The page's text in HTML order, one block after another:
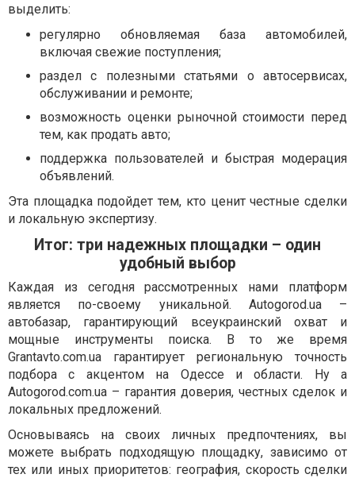
выделить:
регулярно обновляемая база автомобилей,
включая свежие поступления;
раздел с полезными статьями о автосервисах,
обслуживании и ремонте;
возможность оценки рыночной стоимости перед
тем, как продать авто;
поддержка пользователей и быстрая модерация
объявлений.
Эта площадка подойдет тем, кто ценит честные сделки
и локальную экспертизу.
Итог: три надежных площадки – один
удобный выбор
Каждая из сегодня рассмотренных нами платформ
является по-своему уникальной. Autogorod.ua –
автобазар, гарантирующий всеукраинский охват и
мощные инструменты поиска. В то же время
Grantavto.com.ua гарантирует региональную точность
подбора с акцентом на Одессе и области. Ну а
Autogorod.com.ua – гарантия доверия, честных сделок и
локальных предложений.
Основываясь на своих личных предпочтениях, вы
можете выбрать подходящую площадку, зависимо от
тех или иных приоритетов: география, скорость сделки